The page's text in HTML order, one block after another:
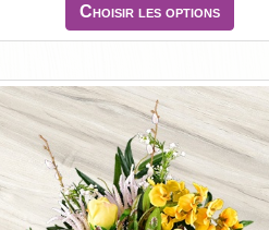
Choisir les options